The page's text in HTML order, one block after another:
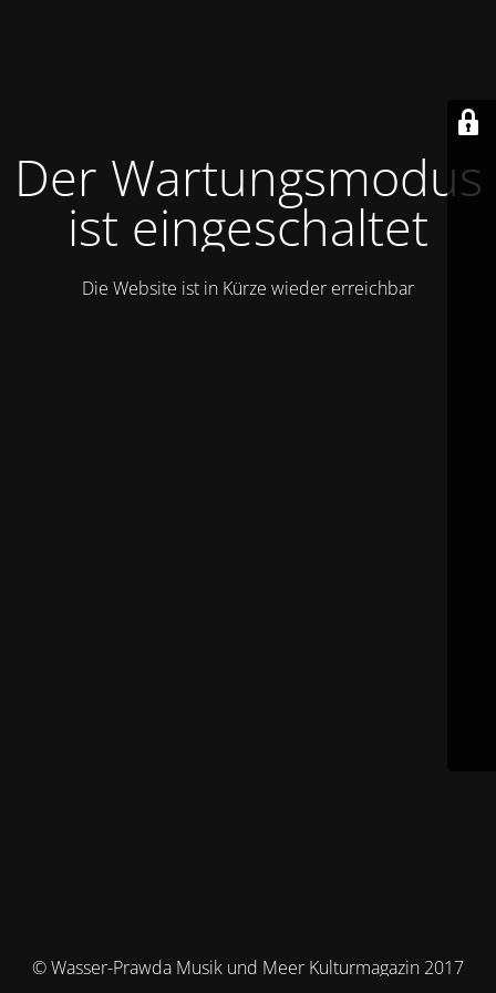
Der Wartungsmodus
ist eingeschaltet
Die Website ist in Kürze wieder erreichbar
© Wasser-Prawda Musik und Meer Kulturmagazin 2017